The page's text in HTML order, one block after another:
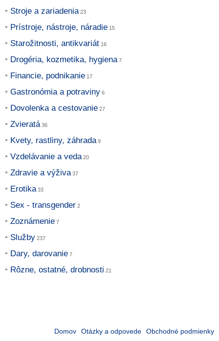
Stroje a zariadenia
Prístroje, nástroje, náradie
Starožitnosti, antikvariát
Drogéria, kozmetika, hygiena
Financie, podnikanie
Gastronómia a potraviny
Dovolenka a cestovanie
Zvieratá
Kvety, rastliny, záhrada
Vzdelávanie a veda
Zdravie a výživa
Erotika
Sex - transgender
Zoznámenie
Služby
Dary, darovanie
Rôzne, ostatné, drobnosti
Domov Otázky a odpovede Obchodné podmienky